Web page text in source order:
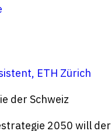
ETH Zürich
der Schweiz
2050 will der